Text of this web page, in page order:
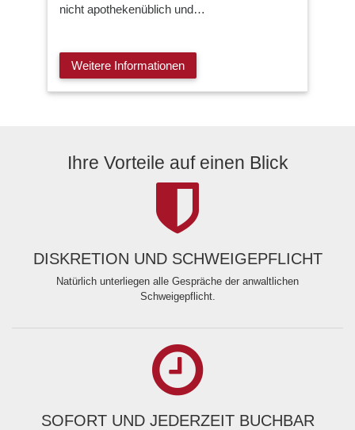
nicht apothekenüblich und…
Weitere Informationen
Ihre Vorteile auf einen Blick
DISKRETION UND SCHWEIGEPFLICHT
Natürlich unterliegen alle Gespräche der anwaltlichen
Schweigepflicht.
SOFORT UND JEDERZEIT BUCHBAR